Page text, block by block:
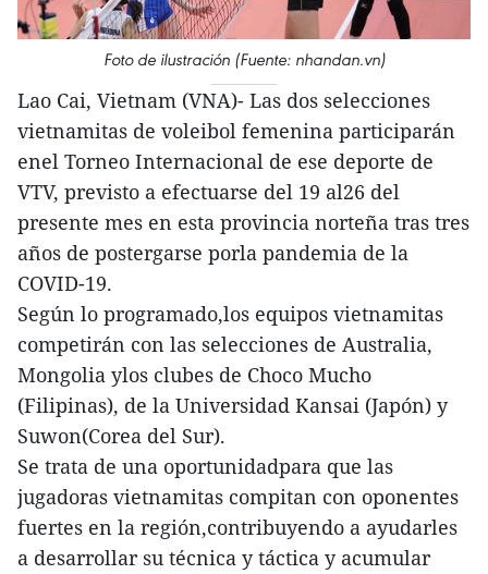
Foto de ilustración (Fuente: nhandan.vn)
Lao Cai, Vietnam (VNA)- Las dos selecciones
vietnamitas de voleibol femenina participarán
enel Torneo Internacional de ese deporte de
VTV, previsto a efectuarse del 19 al26 del
presente mes en esta provincia norteña tras tres
años de postergarse porla pandemia de la
COVID-19.
Según lo programado,los equipos vietnamitas
competirán con las selecciones de Australia,
Mongolia ylos clubes de Choco Mucho
(Filipinas), de la Universidad Kansai (Japón) y
Suwon(Corea del Sur).
Se trata de una oportunidadpara que las
jugadoras vietnamitas compitan con oponentes
fuertes en la región,contribuyendo a ayudarles
a desarrollar su técnica y táctica y acumular